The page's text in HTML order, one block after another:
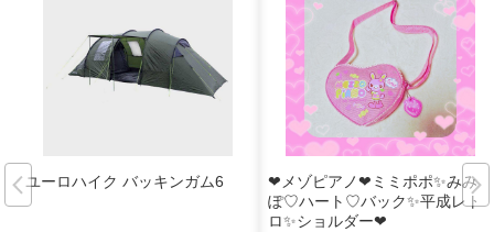
ユーロハイク バッキンガム6
❤メゾピアノ❤ミミポポ✨みみぽ
ぽ♡ハート♡バック✨平成レト
ロ✨ショルダー❤